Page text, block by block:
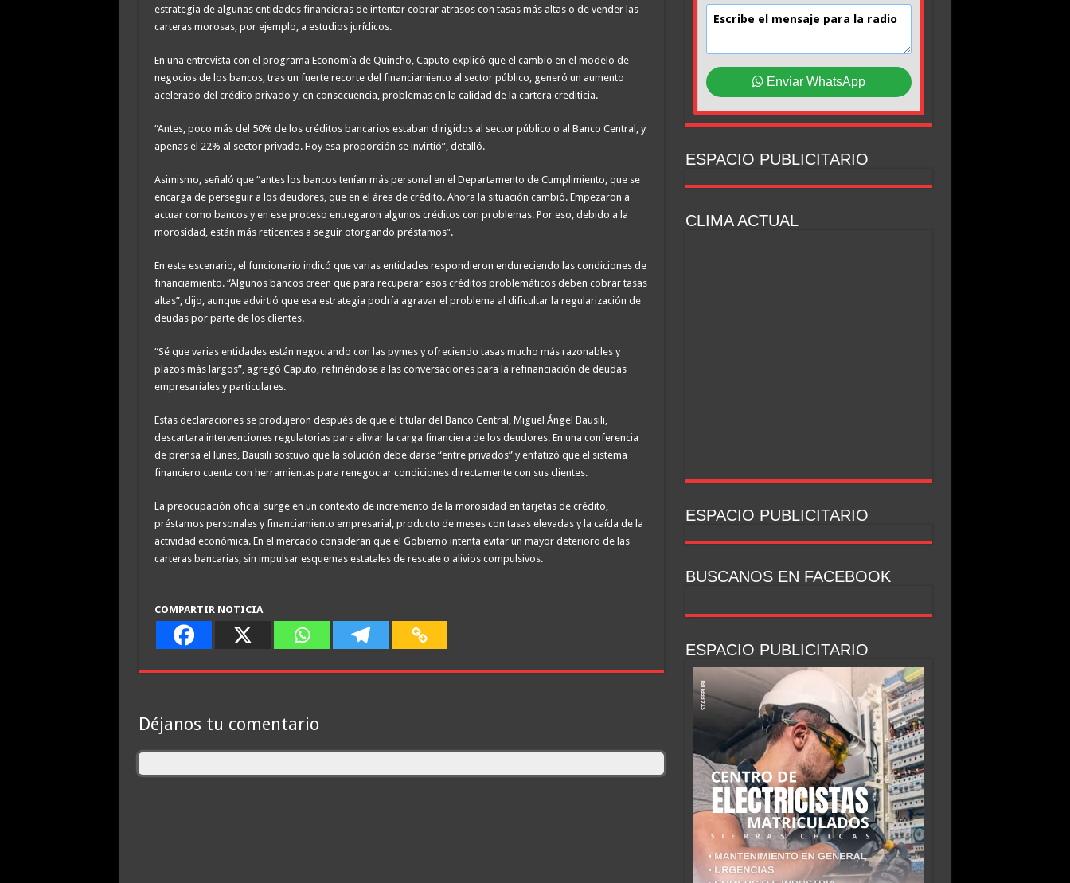
estrategia de algunas entidades financieras de intentar cobrar atrasos con tasas más altas o de vender las
carteras morosas, por ejemplo, a estudios jurídicos.
En una entrevista con el programa Economía de Quincho, Caputo explicó que el cambio en el modelo de
negocios de los bancos, tras un fuerte recorte del financiamiento al sector público, generó un aumento
acelerado del crédito privado y, en consecuencia, problemas en la calidad de la cartera crediticia.
“Antes, poco más del 50% de los créditos bancarios estaban dirigidos al sector público o al Banco Central, y
apenas el 22% al sector privado. Hoy esa proporción se invirtió”, detalló.
Asimismo, señaló que “antes los bancos tenían más personal en el Departamento de Cumplimiento, que se
encarga de perseguir a los deudores, que en el área de crédito. Ahora la situación cambió. Empezaron a
actuar como bancos y en ese proceso entregaron algunos créditos con problemas. Por eso, debido a la
morosidad, están más reticentes a seguir otorgando préstamos”.
En este escenario, el funcionario indicó que varias entidades respondieron endureciendo las condiciones de
financiamiento. “Algunos bancos creen que para recuperar esos créditos problemáticos deben cobrar tasas
altas”, dijo, aunque advirtió que esa estrategia podría agravar el problema al dificultar la regularización de
deudas por parte de los clientes.
“Sé que varias entidades están negociando con las pymes y ofreciendo tasas mucho más razonables y
plazos más largos”, agregó Caputo, refiriéndose a las conversaciones para la refinanciación de deudas
empresariales y particulares.
Estas declaraciones se produjeron después de que el titular del Banco Central, Miguel Ángel Bausili,
descartara intervenciones regulatorias para aliviar la carga financiera de los deudores. En una conferencia
de prensa el lunes, Bausili sostuvo que la solución debe darse “entre privados” y enfatizó que el sistema
financiero cuenta con herramientas para renegociar condiciones directamente con sus clientes.
La preocupación oficial surge en un contexto de incremento de la morosidad en tarjetas de crédito,
préstamos personales y financiamiento empresarial, producto de meses con tasas elevadas y la caída de la
actividad económica. En el mercado consideran que el Gobierno intenta evitar un mayor deterioro de las
carteras bancarias, sin impulsar esquemas estatales de rescate o alivios compulsivos.
COMPARTIR NOTICIA
Déjanos tu comentario
Enviar WhatsApp
ESPACIO PUBLICITARIO
CLIMA ACTUAL
ESPACIO PUBLICITARIO
BUSCANOS EN FACEBOOK
ESPACIO PUBLICITARIO